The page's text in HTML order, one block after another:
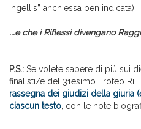
Ingellis” anch'essa ben indicata).
...e che i Riflessi divengano
P.S.: Se volete sapere di più sui
finalisti/e del 31esimo Trofeo
rassegna dei giudizi della giuria
ciascun testo , con le note